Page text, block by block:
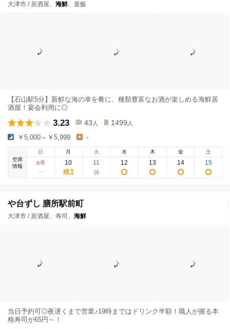
大津市 / 居酒屋、 海鮮、釜飯
【石山駅5分】新鮮な海の幸を肴に、種類豊富なお酒が楽しめる海鮮居
酒屋！宴会利用に◎
3.23 43 人 1499 人
￥5,000～￥5,999 -
空席
情報
日
8/9
月
10
残1
火
11
水
12
木
13
金
14
土
15
や台ずし 膳所駅前町
大津市 / 居酒屋、寿司、 海鮮
当日予約可◎夜遅くまで営業♪19時まではドリンク半額！職人が握る本
格寿司が65円～！